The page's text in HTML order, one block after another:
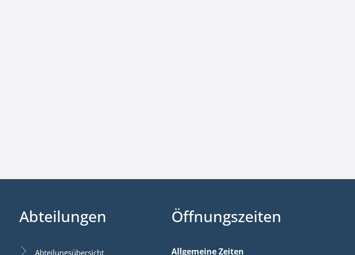
Abteilungen
Abteilungsübersicht
Öffnungszeiten
Allgemeine Zeiten